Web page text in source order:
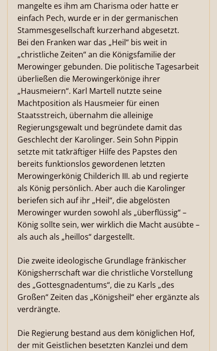
mangelte es ihm am Charisma oder hatte er
einfach Pech, wurde er in der germanischen
Stammesgesellschaft kurzerhand abgesetzt.
Bei den Franken war das „Heil“ bis weit in
„christliche Zeiten“ an die Königsfamilie der
Merowinger gebunden. Die politische Tagesarbeit
überließen die Merowingerkönige ihrer
„Hausmeiern“. Karl Martell nutzte seine
Machtposition als Hausmeier für einen
Staatsstreich, übernahm die alleinige
Regierungsgewalt und begründete damit das
Geschlecht der Karolinger. Sein Sohn Pippin
setzte mit tatkräftiger Hilfe des Papstes den
bereits funktionslos gewordenen letzten
Merowingerkönig Childerich III. ab und regierte
als König persönlich. Aber auch die Karolinger
beriefen sich auf ihr „Heil“, die abgelösten
Merowinger wurden sowohl als „überflüssig“ –
König sollte sein, wer wirklich die Macht ausübte –
als auch als „heillos“ dargestellt.
Die zweite ideologische Grundlage fränkischer
Königsherrschaft war die christliche Vorstellung
des „Gottesgnadentums“, die zu Karls „des
Großen“ Zeiten das „Königsheil“ eher ergänzte als
verdrängte.
Die Regierung bestand aus dem königlichen Hof,
der mit Geistlichen besetzten Kanzlei und dem